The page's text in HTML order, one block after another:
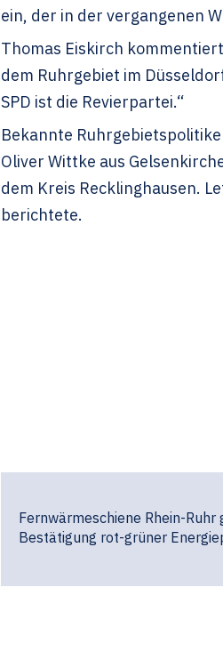
ein, der in der vergangenen
Thomas Eiskirch
dem Ruhrgebiet im
SPD ist die Revierpartei.“
Bekannte
Oliver Wittke aus
dem Kreis Recklinghausen.
berichtete.
Fernwärmeschiene Rhein-Ruhr
Bestätigung rot-grüner